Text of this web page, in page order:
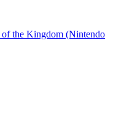
the Kingdom (Nintendo